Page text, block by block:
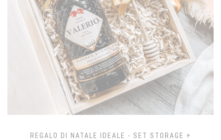
REGALO DI NATALE IDEALE - SET STORAGE +